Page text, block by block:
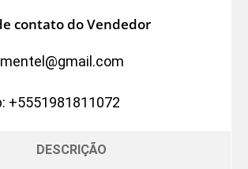
contato do Vendedor
+5551981811072
DESCRIÇÃO